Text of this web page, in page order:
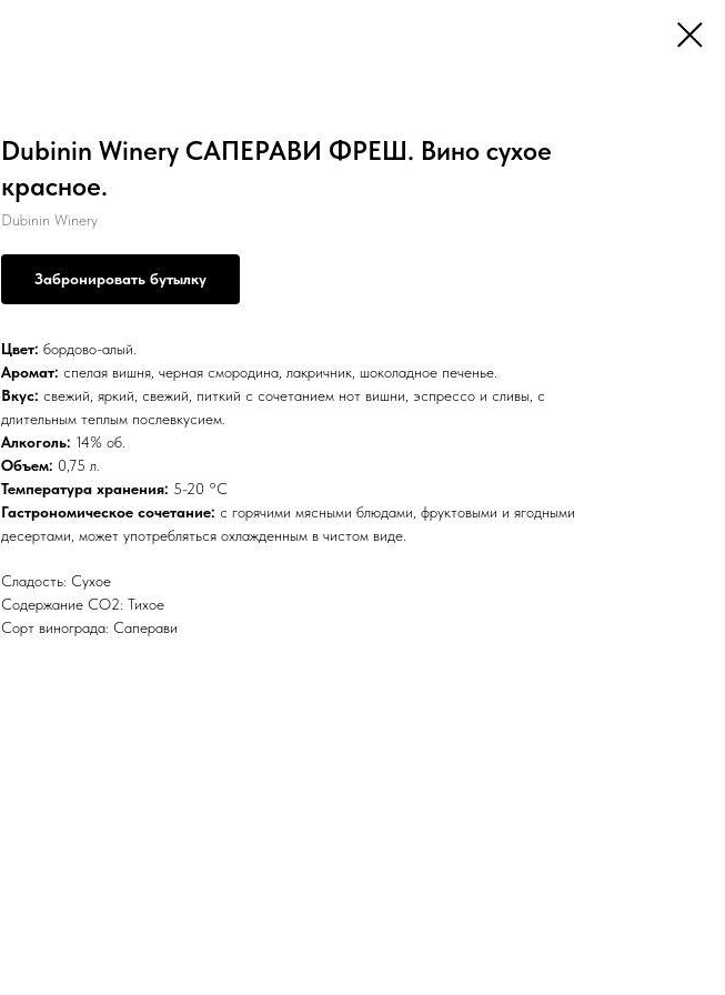
Dubinin Winery САПЕРАВИ ФРЕШ. Вино сухое
красное.
Dubinin Winery
Забронировать бутылку
Цвет: бордово-алый.
Аромат: спелая вишня, черная смородина, лакричник, шоколадное печенье.
Вкус: свежий, яркий, свежий, питкий с сочетанием нот вишни, эспрессо и сливы, с
длительным теплым послевкусием.
Алкоголь: 14% об.
Объем: 0,75 л.
Температура хранения: 5-20 °С
Гастрономическое сочетание: с горячими мясными блюдами, фруктовыми и ягодными
десертами, может употребляться охлажденным в чистом виде.
Сладость: Сухое
Содержание CO2: Тихое
Сорт винограда: Саперави